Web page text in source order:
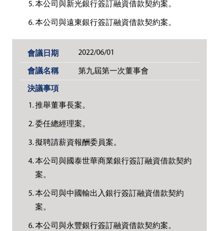
本公司與新光銀行簽訂融資借款契約案。
本公司與遠東銀行簽訂融資借款契約案。
2022/06/01
第九屆第一次董事會
推舉董事長案。
委任總經理案。
擬聘請薪資報酬委員案。
本公司與國泰世華商業銀行簽訂融資借款契約
案。
本公司與中國輸出入銀行簽訂融資借款契約
案。
本公司與永豐銀行簽訂融資借款契約案。